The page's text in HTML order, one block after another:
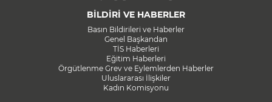
BİLDİRİ VE HABERLER
Basın Bildirileri ve Haberler
Genel Başkandan
TİS Haberleri
Eğitim Haberleri
Örgütlenme Grev ve Eylemlerden Haberler
Uluslararası İlişkiler
Kadın Komisyonu